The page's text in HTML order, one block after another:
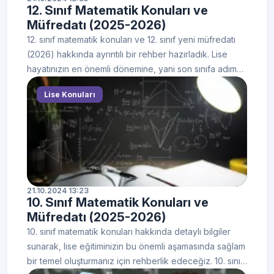
planlı çalışma ve doğru kaynak seçimi başarıyı belirgin
şekilde artırır.
12. Sınıf Matematik Konuları ve
Müfredatı (2025-2026)
12. sınıf matematik konuları ve 12. sınıf yeni müfredatı
(2026) hakkında ayrıntılı bir rehber hazırladık. Lise
hayatınızın en önemli dönemine, yani son sınıfa adım
atıyorsunuz. Bu yıl yalnızca okul derslerinizi
tamamlamakla kalmayacak, aynı zamanda YKS–TYT–
AYT hazırlığınızı da yoğunlaştıracaksınız. 12. sınıf
dersleri, öğrenilen bilgilerin ileri düzeye taşındığı ve
sınav odaklı çalışmanın ön planda olduğu bir dönemdir.
Başarıya giden yolda en kritik unsur düzenli çalışmadır.
Her konunun ardından tekrar yapmayı ve bol test
çözmeyi ihmal etmeyin. Ayrıca mutlaka bir matematik
formülleri defteri tutun; yoğunluk nedeniyle
unutulabilen formülleri elinizin altında tutmak özellikle
deneme ve sınav dönemlerinde büyük avantaj sağlar.
Planlı, disiplinli ve kararlı bir tempoyla 12. sınıf yeni
matematik müfredatına hâkim olmak, hedeflerinize
Lise Konuları
21.10.2024 13:23
10. Sınıf Matematik Konuları ve
Müfredatı (2025-2026)
10. sınıf matematik konuları hakkında detaylı bilgiler
sunarak, lise eğitiminizin bu önemli aşamasında sağlam
bir temel oluşturmanız için rehberlik edeceğiz. 10. sınıf